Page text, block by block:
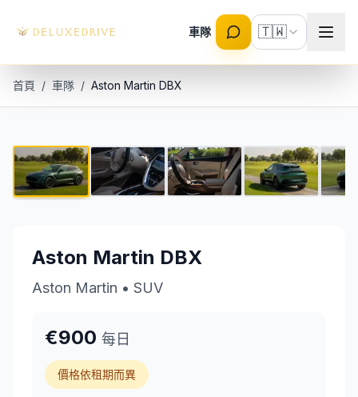
車隊 🇹🇼
+351 963-584-279
首頁 / 車隊 / Aston Martin DBX
1 / 7
Aston Martin DBX
Aston Martin • SUV
€900 每日
價格依租期而異